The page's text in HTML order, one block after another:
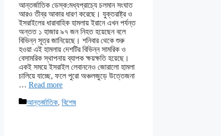
আন্তর্জাতিক ডেস্ক:মধ্যপ্রাচ্যে চলমান সংঘাত
আরও তীব্র আকার ধারণ করেছে। যুক্তরাষ্ট্র ও
ইসরাইলের ধারাবাহিক হামলায় ইরানে এখন পর্যন্ত
অন্তত ১ হাজার ৯৭ জন নিহত হয়েছেন বলে
বিভিন্ন সূত্র জানিয়েছে। শনিবার থেকে শুরু
হওয়া এই হামলায় দেশটির বিভিন্ন সামরিক ও
বেসামরিক স্থাপনায় ব্যাপক ক্ষয়ক্ষতি হয়েছে।
একই সময়ে ইসরাইল লেবাননেও জোরালো হামলা
চালিয়ে যাচ্ছে, ফলে পুরো অঞ্চলজুড়ে উত্তেজনা
… Read more
Categories
আন্তর্জাতিক, বিশেষ